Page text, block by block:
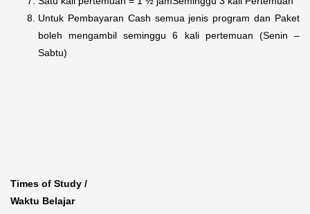
Untuk Pembayaran Cash semua jenis program dan Paket
boleh mengambil seminggu 6 kali pertemuan (Senin –
Sabtu)
Times of Study /
Waktu Belajar